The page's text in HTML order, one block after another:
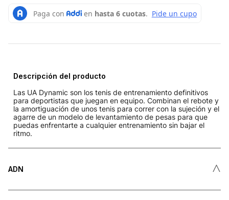
Descripción del producto
Las UA Dynamic son los tenis de entrenamiento definitivos
para deportistas que juegan en equipo. Combinan el rebote y
la amortiguación de unos tenis para correr con la sujeción y el
agarre de un modelo de levantamiento de pesas para que
puedas enfrentarte a cualquier entrenamiento sin bajar el
ritmo.
ADN ˄